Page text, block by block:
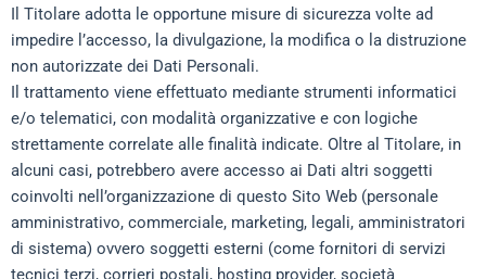
Il Titolare adotta le opportune misure di sicurezza volte ad
impedire l’accesso, la divulgazione, la modifica o la distruzione
non autorizzate dei Dati Personali.
Il trattamento viene effettuato mediante strumenti informatici
e/o telematici, con modalità organizzative e con logiche
strettamente correlate alle finalità indicate. Oltre al Titolare, in
alcuni casi, potrebbero avere accesso ai Dati altri soggetti
coinvolti nell’organizzazione di questo Sito Web (personale
amministrativo, commerciale, marketing, legali, amministratori
di sistema) ovvero soggetti esterni (come fornitori di servizi
tecnici terzi, corrieri postali, hosting provider, società